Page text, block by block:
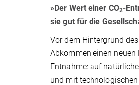
»Der Wert einer CO2-
sie gut für die
Vor dem Hintergrund
Abkommen einen neuen
Entnahme: auf
und mit